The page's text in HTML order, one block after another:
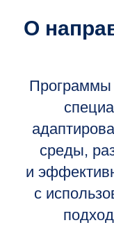
О
Программы
среды,
и
с